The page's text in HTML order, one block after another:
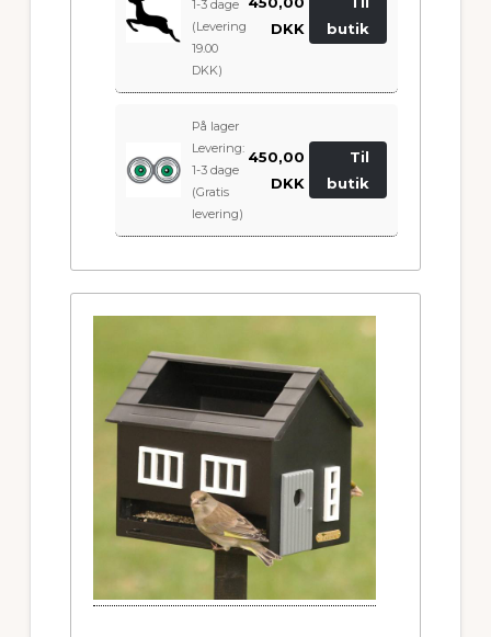
1-3 dage
(Levering
19.00
DKK)
DKK
butik
På lager
Levering:
1-3 dage
(Gratis
levering)
450,00
DKK
Til
butik